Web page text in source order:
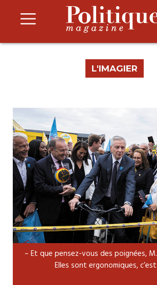
L'IMAGIER
– Et que pensez-vous des poignées,
Elles sont ergonomiques,